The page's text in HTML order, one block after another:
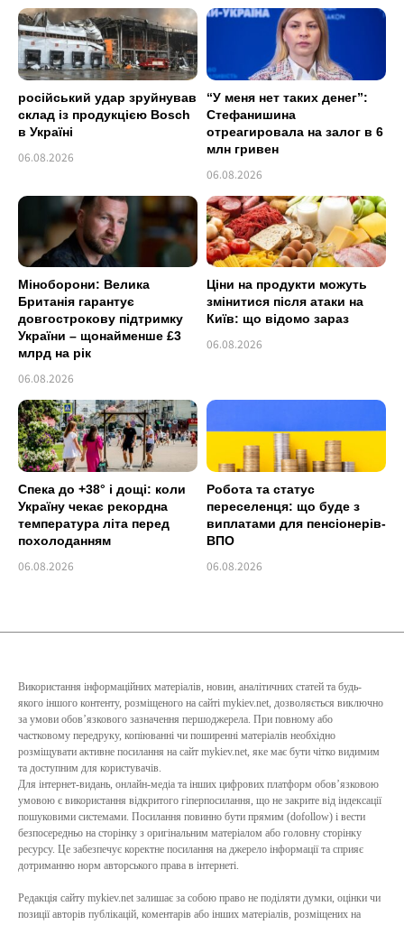
російський удар зруйнував
склад із продукцією Bosch
в Україні
06.08.2026
“У меня нет таких денег”:
Стефанишина
отреагировала на залог в 6
млн гривен
06.08.2026
Міноборони: Велика
Британія гарантує
довгострокову підтримку
України – щонайменше £3
млрд на рік
06.08.2026
Ціни на продукти можуть
змінитися після атаки на
Київ: що відомо зараз
06.08.2026
Спека до +38° і дощі: коли
Україну чекає рекордна
температура літа перед
похолоданням
06.08.2026
Робота та статус
переселенця: що буде з
виплатами для пенсіонерів-
ВПО
06.08.2026
Використання інформаційних матеріалів, новин, аналітичних статей та будь-
якого іншого контенту, розміщеного на сайті mykiev.net, дозволяється виключно
за умови обов’язкового зазначення першоджерела. При повному або
частковому передруку, копіюванні чи поширенні матеріалів необхідно
розміщувати активне посилання на сайт mykiev.net, яке має бути чітко видимим
та доступним для користувачів.
Для інтернет-видань, онлайн-медіа та інших цифрових платформ обов’язковою
умовою є використання відкритого гіперпосилання, що не закрите від індексації
пошуковими системами. Посилання повинно бути прямим (dofollow) і вести
безпосередньо на сторінку з оригінальним матеріалом або головну сторінку
ресурсу. Це забезпечує коректне посилання на джерело інформації та сприяє
дотриманню норм авторського права в інтернеті.
Редакція сайту mykiev.net залишає за собою право не поділяти думки, оцінки чи
позиції авторів публікацій, коментарів або інших матеріалів, розміщених на